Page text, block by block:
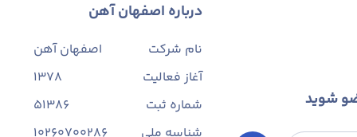
شوید
درباره اصفهان آهن
نام شرکت
اصفهان آهن
آغاز فعالیت
1378
شماره ثبت
۵۱۳۸۶